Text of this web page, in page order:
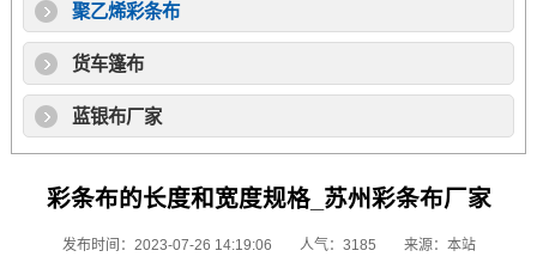
聚乙烯彩条布
货车篷布
蓝银布厂家
彩条布的长度和宽度规格_苏州彩条布厂家
发布时间：2023-07-26 14:19:06 人气：3185 来源：本站